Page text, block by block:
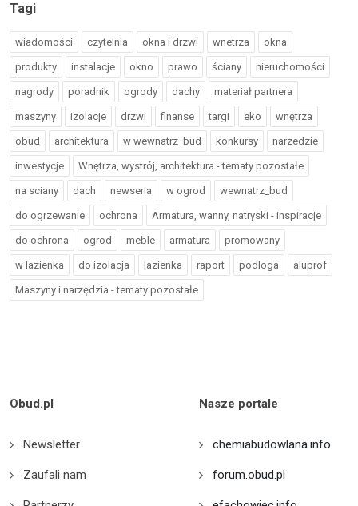
Tagi
wiadomości czytelnia okna i drzwi wnetrza okna
produkty instalacje okno prawo ściany nieruchomości
nagrody poradnik ogrody dachy materiał partnera
maszyny izolacje drzwi finanse targi eko wnętrza
obud architektura w wewnatrz_bud konkursy narzedzie
inwestycje Wnętrza, wystrój, architektura - tematy pozostałe
na sciany dach newseria w ogrod wewnatrz_bud
do ogrzewanie ochrona Armatura, wanny, natryski - inspiracje
do ochrona ogrod meble armatura promowany
w lazienka do izolacja lazienka raport podloga aluprof
Maszyny i narzędzia - tematy pozostałe
Obud.pl
Newsletter
Zaufali nam
Nasze portale
chemiabudowlana.info
forum.obud.pl